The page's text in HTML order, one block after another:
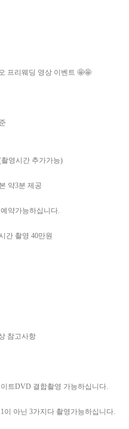
프리웨딩 영상 이벤트 🤩🤩
영시간 추가가능)
약3분 제공
약가능하십니다.
간 촬영 40만원
참고사항
트DVD 결합촬영 가능하십니다.
이 아닌 3가지다 촬영가능하십니다.